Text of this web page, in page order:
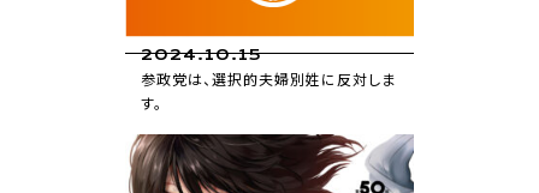
2024.10.15
参政党は、選択的夫婦別姓に反対しま
す。
お知らせ